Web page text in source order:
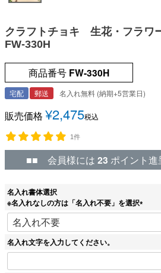
クラフトチョキ 生花・フラワ
FW-330H
商品番号 FW-330H
宅配 郵送 名入れ無料 (納期+5営業日)
販売価格 ¥2,475税込
1件
■■ 会員様には 23 ポイント
名入れ書体選択
※名入れなしの方は「名入れ不要」を選択
(
名入れ文字を入力してください。